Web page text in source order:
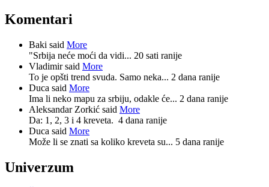
Komentari
Baki said More
"Srbija neće moći da vidi... 20 sati ranije
Vladimir said More
To je opšti trend svuda. Samo neka... 2 dana ranije
Duca said More
Ima li neko mapu za srbiju, odakle će... 2 dana ranije
Aleksandar Zorkić said More
Da: 1, 2, 3 i 4 kreveta. 4 dana ranije
Duca said More
Može li se znati sa koliko kreveta su... 5 dana ranije
Univerzum